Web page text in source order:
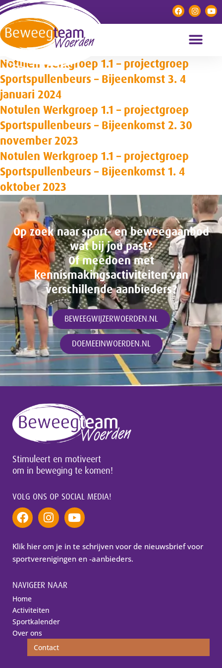
Notulen Werkgroep 1.1 – projectgroep
Sportspullenbeurs – Bijeenkomst 3. 4
januari 2024
Notulen Werkgroep 1.1 – projectgroep
Sportspullenbeurs – Bijeenkomst 2. 30
november 2023
Notulen Werkgroep 1.1 – projectgroep
Sportspullenbeurs – Bijeenkomst 1. 4
oktober 2023
Op zoek naar sport- en beweegaanbod
wat bij jou past?
Of meedoen met
kennismakingsactiviteiten van
verschillende aanbieders?
BEWEEGWIJZERWOERDEN.NL
DOEMEEINWOERDEN.NL
Stimuleert en motiveert
om in beweging te komen!
VOLG ONS OP SOCIAL MEDIA!
Klik hier om je in te schrijven voor de nieuwsbrief voor
sportverenigingen en -aanbieders.
NAVIGEER NAAR
Home
Activiteiten
Sportkalender
Over ons
Contact